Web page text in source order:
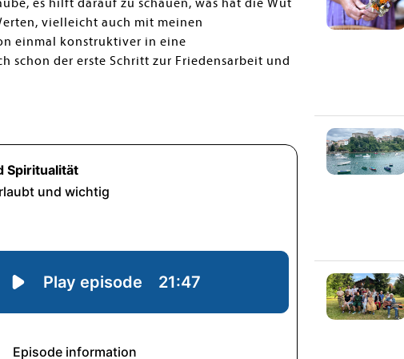
es hilft darauf zu schauen, was hat die Wut
vielleicht auch mit meinen
einmal konstruktiver in eine
schon der erste Schritt zur Friedensarbeit und